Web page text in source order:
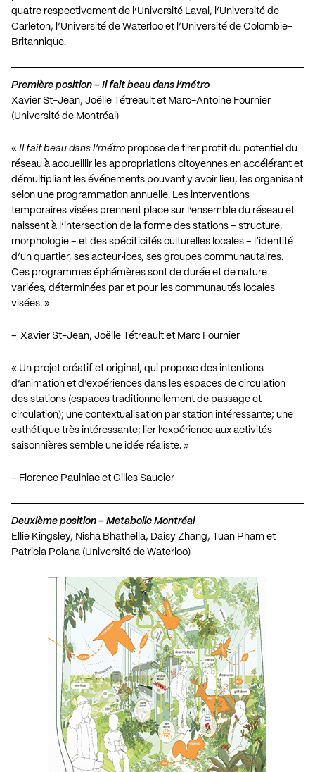
quatre respectivement de l’Université Laval, l’Université de
Carleton, l’Université de Waterloo et l’Université de Colombie-
Britannique.
Première position – Il fait beau dans l’métro
Xavier St-Jean, Joëlle Tétreault et Marc-Antoine Fournier
(Université de Montréal)
« Il fait beau dans l’métro propose de tirer profit du potentiel du
réseau à accueillir les appropriations citoyennes en accélérant et
démultipliant les événements pouvant y avoir lieu, les organisant
selon une programmation annuelle. Les interventions
temporaires visées prennent place sur l’ensemble du réseau et
naissent à l’intersection de la forme des stations – structure,
morphologie – et des spécificités culturelles locales – l’identité
d’un quartier, ses acteur•ices, ses groupes communautaires.
Ces programmes éphémères sont de durée et de nature
variées, déterminées par et pour les communautés locales
visées. »
– Xavier St-Jean, Joëlle Tétreault et Marc Fournier
« Un projet créatif et original, qui propose des intentions
d’animation et d’expériences dans les espaces de circulation
des stations (espaces traditionnellement de passage et
circulation); une contextualisation par station intéressante; une
esthétique très intéressante; lier l’expérience aux activités
saisonnières semble une idée réaliste. »
– Florence Paulhiac et Gilles Saucier
Deuxième position – Metabolic Montréal
Ellie Kingsley, Nisha Bhathella, Daisy Zhang, Tuan Pham et
Patricia Poiana (Université de Waterloo)